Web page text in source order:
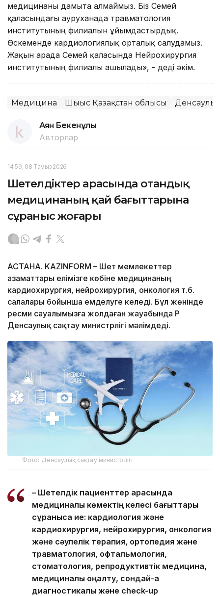
медицинаны дамыта алмаймыз. Біз Семей
қаласындағы ауруханада травматология
институтының филиалын ұйымдастырдық.
Өскеменде кардиологиялық орталық салудамыз.
Жақын арада Семей қаласында Нейрохирургия
институтының филиалы ашылады», - деді әкім.
Медицина Шығыс Қазақстан облысы
Аян Бекенұлы
Авторлар
14:59, 08 Тамыз 2026
Шетелдіктер арасында отандық
медицинаның қай бағыттарына
сұраныс жоғары
АСТАНА. KAZINFORM – Шет мемлекеттер
азаматтары елімізге көбіне медицинаның
кардиохирургия, нейрохирургия, онкология т.б.
салалары бойынша емделуге келеді. Бұл жөнінде
ресми сауалымызға жолдаған жауабында ҚР
Денсаулық сақтау министрлігі мәлімдеді.
Фото: Денсаулық сақтау министрлігі
– Шетелдік пациенттер арасында
медициналық көмектің келесі бағыттары
сұранысқа ие: кардиология және
кардиохирургия, нейрохирургия, онкология
және сәулелік терапия, ортопедия және
травматология, офтальмология,
стоматология, репродуктивтік медицина,
медициналық оңалту, сондай-ақ
диагностикалық және check-up